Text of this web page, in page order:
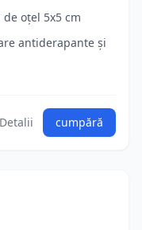
oțel 5x5 cm
antiderapante și
Detalii cumpără